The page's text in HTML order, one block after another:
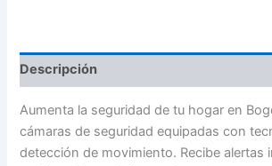
Descripción
Aumenta la seguridad de tu hogar en
cámaras de seguridad equipadas con
detección de movimiento. Recibe alertas